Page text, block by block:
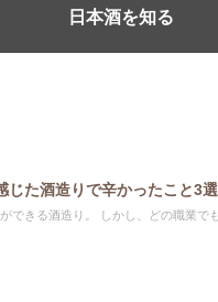
日本酒を知る
じた酒造りで辛かったこと3選
うに、酒造りのお仕事にも辛いことが